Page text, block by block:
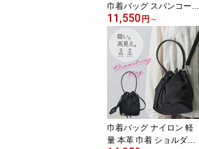
巾着バッグ スパンコール
巾着 ショルダー 斜めが
け 大人 小さめ ショルダ
ーバッグ バケツ型バッグ
ミニバッグ レディース
バッグ キラキラ パーテ
ィーバッグ 結婚式 二次
会 3WAY 肩掛け 軽量 お
しゃれ 送料無料 ユニキ
ュート uniqute uq132
11,550円 ～
巾着バッグ ナイロン 軽
量 本革 巾着 ショルダー